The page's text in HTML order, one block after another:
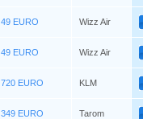
49 EURO Wizz Air
49 EURO Wizz Air
720 EURO KLM
349 EURO Tarom